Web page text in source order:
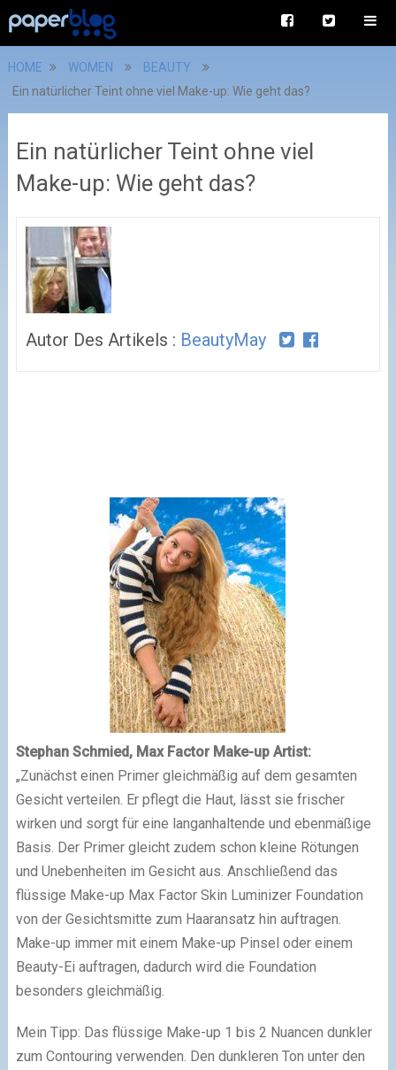
HOME WOMEN
BEAUTY
Ein natürlicher Teint ohne viel Make-up: Wie geht das?
Ein natürlicher Teint ohne viel
Make-up: Wie geht das?
Autor Des Artikels : BeautyMay
Stephan Schmied, Max Factor Make-up Artist:
„Zunächst einen Primer gleichmäßig auf dem gesamten
Gesicht verteilen. Er pflegt die Haut, lässt sie frischer
wirken und sorgt für eine langanhaltende und ebenmäßige
Basis. Der Primer gleicht zudem schon kleine Rötungen
und Unebenheiten im Gesicht aus. Anschließend das
flüssige Make-up Max Factor Skin Luminizer Foundation
von der Gesichtsmitte zum Haaransatz hin auftragen.
Make-up immer mit einem Make-up Pinsel oder einem
Beauty-Ei auftragen, dadurch wird die Foundation
besonders gleichmäßig.
Mein Tipp: Das flüssige Make-up 1 bis 2 Nuancen dunkler
zum Contouring verwenden. Den dunkleren Ton unter den